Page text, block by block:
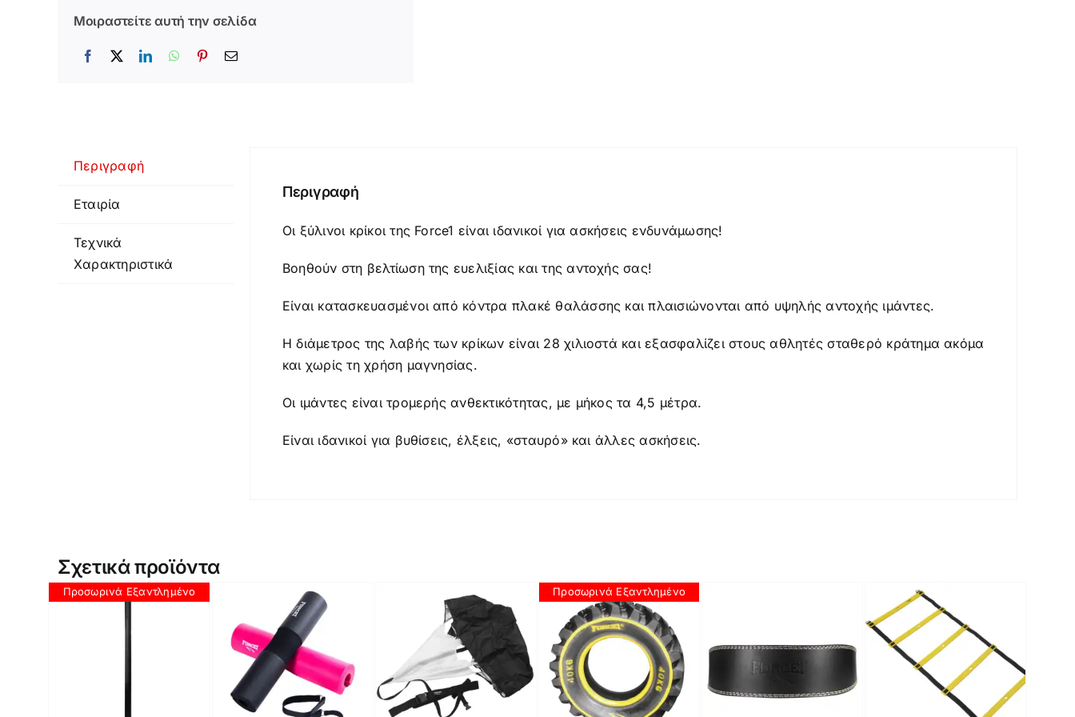
Μοιραστείτε αυτή την σελίδα
Περιγραφή
Εταιρία
Τεχνικά
Χαρακτηριστικά
Περιγραφή
Οι ξύλινοι κρίκοι της Force1 είναι ιδανικοί για ασκήσεις ενδυνάμωσης!
Βοηθούν στη βελτίωση της ευελιξίας και της αντοχής σας!
Είναι κατασκευασμένοι από κόντρα πλακέ θαλάσσης και πλαισιώνονται από υψηλής αντοχής ιμάντες.
Η διάμετρος της λαβής των κρίκων είναι 28 χιλιοστά και εξασφαλίζει στους αθλητές σταθερό κράτημα ακόμα
και χωρίς τη χρήση μαγνησίας.
Οι ιμάντες είναι τρομερής ανθεκτικότητας, με μήκος τα 4,5 μέτρα.
Είναι ιδανικοί για βυθίσεις, έλξεις, «σταυρό» και άλλες ασκήσεις.
Σχετικά προϊόντα
Προσωρινά Εξαντλημένο Προσωρινά Εξαντλημένο